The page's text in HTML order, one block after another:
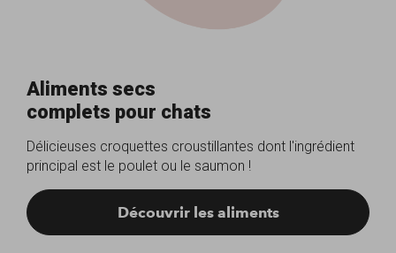
Aliments secs
complets pour chats
Délicieuses croquettes croustillantes dont l'ingrédient
principal est le poulet ou le saumon !
Découvrir les aliments